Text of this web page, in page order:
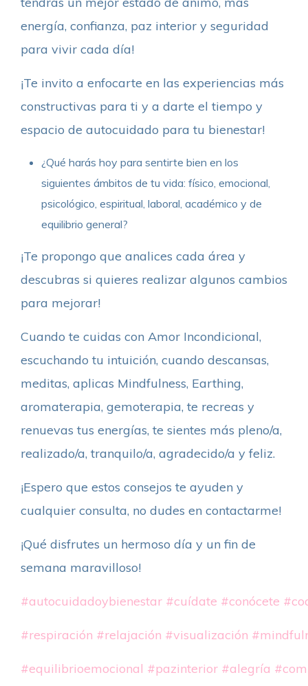
energía, confianza, paz interior y seguridad
para vivir cada día!
¡Te invito a enfocarte en las experiencias más
constructivas para ti y a darte el tiempo y
espacio de autocuidado para tu bienestar!
¿Qué harás hoy para sentirte bien en los
siguientes ámbitos de tu vida: físico, emocional,
psicológico, espiritual, laboral, académico y de
equilibrio general?
¡Te propongo que analices cada área y
descubras si quieres realizar algunos cambios
para mejorar!
Cuando te cuidas con Amor Incondicional,
escuchando tu intuición, cuando descansas,
meditas, aplicas Mindfulness, Earthing,
aromaterapia, gemoterapia, te recreas y
renuevas tus energías, te sientes más pleno/a,
realizado/a, tranquilo/a, agradecido/a y feliz.
¡Espero que estos consejos te ayuden y
cualquier consulta, no dudes en contactarme!
¡Qué disfrutes un hermoso día y un fin de
semana maravilloso!
#autocuidadoybienestar #cuídate #conócete
#respiración #relajación #visualización
#equilibrioemocional #pazinterior #alegría